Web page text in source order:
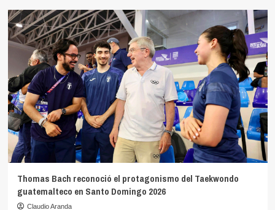
Thomas Bach reconoció el protagonismo del Taekwondo
guatemalteco en Santo Domingo 2026
Claudio Aranda